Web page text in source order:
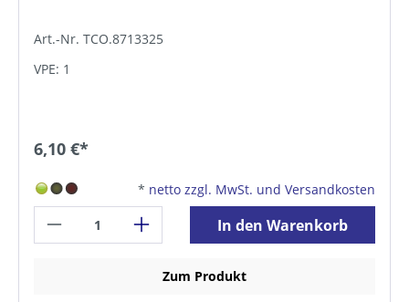
Art.-Nr. TCO.8713325
VPE: 1
6,10 €*
* netto zzgl. MwSt. und Versandkosten
In den Warenkorb
Zum Produkt